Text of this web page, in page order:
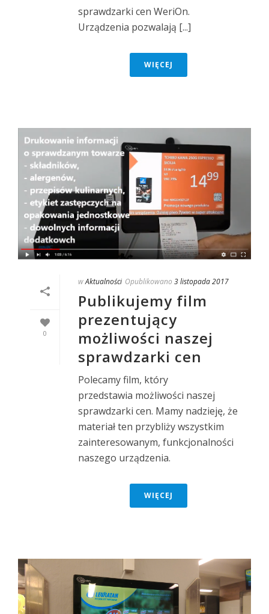
sprawdzarki cen WeriOn.
Urządzenia pozwalają [...]
WIĘCEJ
0
wAktualności Opublikowano 3 listopada 2017
Publikujemy film
prezentujący
możliwości naszej
sprawdzarki cen
Polecamy film, który
przedstawia możliwości naszej
sprawdzarki cen. Mamy nadzieję, że
materiał ten przybliży wszystkim
zainteresowanym, funkcjonalności
naszego urządzenia.
WIĘCEJ